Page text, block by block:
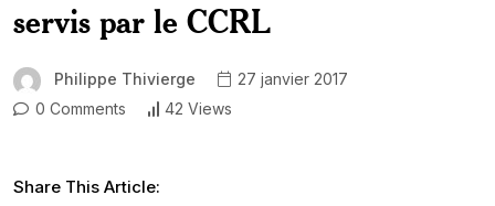
servis par le CCRL
Philippe Thivierge
27 janvier 2017
0 Comments
42 Views
Share This Article: